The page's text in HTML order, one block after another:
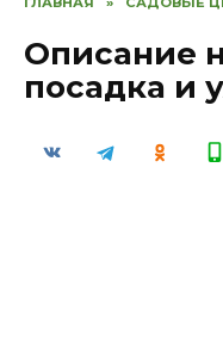
Описание
посадка и